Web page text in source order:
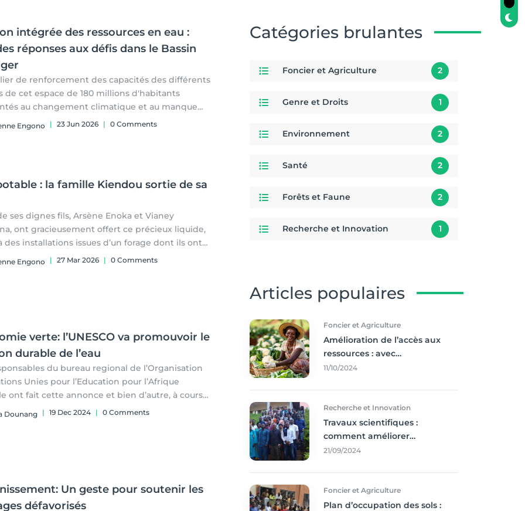
intégrée des ressources en eau :
réponses aux défis dans le Bassin
de renforcement des capacités des différents
de cet espace de 180 millions d'habitants
au changement climatique et au manque
se déroule à Yaoundé du 22 au 25 juin
Engono | 23 Jun 2026 | 0 Comments
: la famille Kiendou sortie de sa
ses dignes fils, Arsène Enoka et Vianey
ont gracieusement offert ce précieux liquide,
des installations issues d’un forage dont ils ont
la construction.
Engono | 27 Mar 2026 | 0 Comments
verte: l’UNESCO va promouvoir le
durable de l’eau
du bureau regional de l’Organisation
Unies pour l’Education pour l’Afrique
ont fait cette annonce et bien d’autre, à cours
rencontre d’échange avec des acteurs
académiques et opérationnels le 17
Dounang | 19 Dec 2024 | 0 Comments
Un geste pour soutenir les
défavorisés
Catégories brulantes
Foncier et Agriculture 2
Genre et Droits 1
Environnement 2
Santé 2
Forêts et Faune 2
Recherche et Innovation 1
Articles populaires
Foncier et Agriculture
Amélioration de l’accès aux
ressources : avec
l'incontournable ’agriculture
11/10/2024
Recherche et Innovation
Travaux scientifiques :
comment améliorer
l’utilisation des résultats
21/09/2024
Foncier et Agriculture
Plan d’occupation des sols :